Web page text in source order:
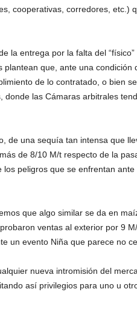
cooperativas, corredores, etc.)
la entrega por la falta del
plantean que, ante una condición
de lo contratado, o bien
donde las Cámaras arbitrales
de una sequía tan intensa que
de 8/10 M/t respecto de la
peligros que se enfrentan
que algo similar se da en
ventas al exterior por 9
un evento Niña que parece no
nueva intromisión del
así privilegios para uno u